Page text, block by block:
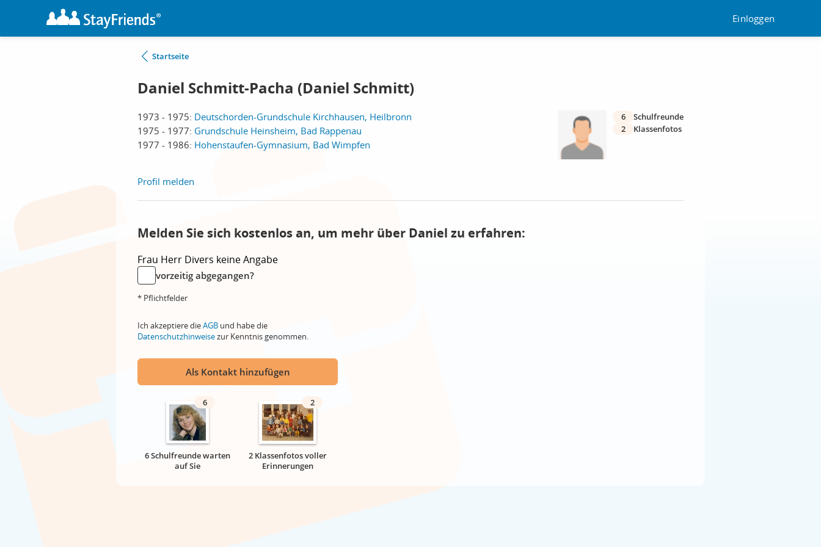
Einloggen
Startseite
Daniel Schmitt-Pacha (Daniel Schmitt)
1973 - 1975: Deutschorden-Grundschule Kirchhausen, Heilbronn
1975 - 1977: Grundschule Heinsheim, Bad Rappenau
1977 - 1986: Hohenstaufen-Gymnasium, Bad Wimpfen
6
Schulfreunde
2
Klassenfotos
Profil melden
Melden Sie sich kostenlos an, um mehr über Daniel zu erfahren:
Frau Herr Divers keine Angabe
vorzeitig abgegangen?
* Pflichtfelder
Ich akzeptiere dieAGB und habe die
Datenschutzhinweisezur Kenntnis genommen.
Als Kontakt hinzufügen
6
6 Schulfreunde warten
auf Sie
2
2 Klassenfotos voller
Erinnerungen